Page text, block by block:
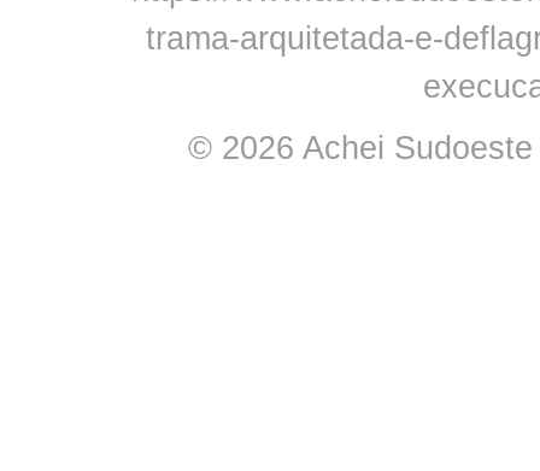
trama-arquitetada-e-
© 2026 Achei